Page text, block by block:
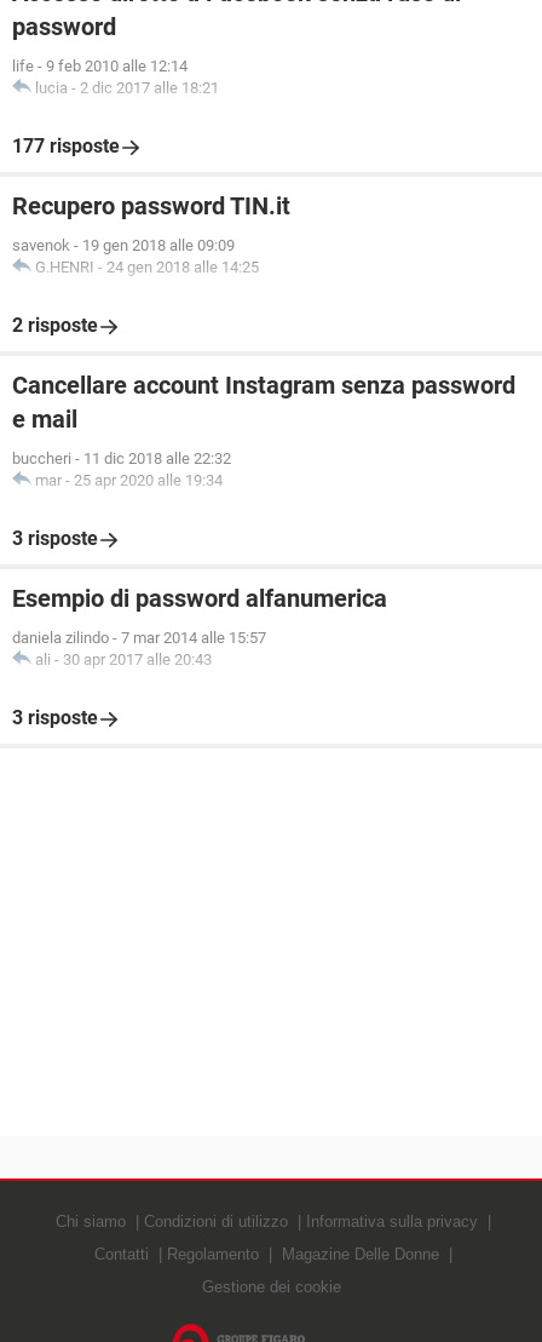
password
life - 9 feb 2010 alle 12:14
lucia - 2 dic 2017 alle 18:21
177 risposte
Recupero password TIN.it
savenok - 19 gen 2018 alle 09:09
G.HENRI - 24 gen 2018 alle 14:25
2 risposte
Cancellare account Instagram senza password
e mail
buccheri - 11 dic 2018 alle 22:32
mar - 25 apr 2020 alle 19:34
3 risposte
Esempio di password alfanumerica
daniela zilindo - 7 mar 2014 alle 15:57
ali - 30 apr 2017 alle 20:43
3 risposte
Chi siamo Condizioni di utilizzo
Informativa sulla privacy
Contatti
Regolamento
Magazine Delle Donne
Gestione dei cookie